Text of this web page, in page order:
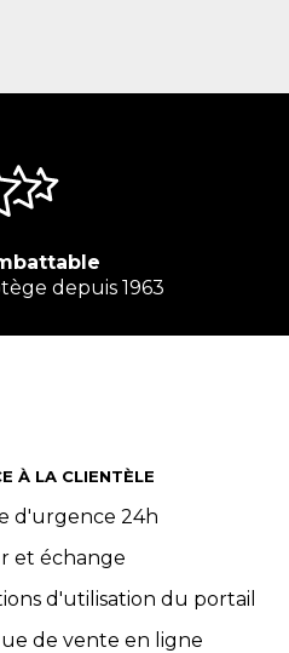
depuis 1963
À LA CLIENTÈLE
d'urgence 24h
et échange
d'utilisation du portail
de vente en ligne